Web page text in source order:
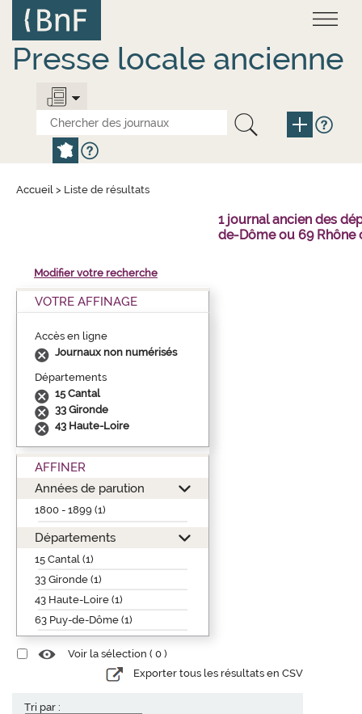
contenu
principal
Presse locale ancienne
Accueil > Liste de résultats
1 journal ancien des
de-Dôme ou 69 Rhône
Modifier votre recherche
VOTRE AFFINAGE
Accès en ligne
Journaux non numérisés
Départements
15 Cantal
33 Gironde
43 Haute-Loire
AFFINER
Années de parution
1800 - 1899 (1)
Départements
15 Cantal (1)
33 Gironde (1)
43 Haute-Loire (1)
63 Puy-de-Dôme (1)
Voir la sélection ( 0 )
Exporter tous les résultats en CSV
Tri par :
Panneau de gestion des cookies